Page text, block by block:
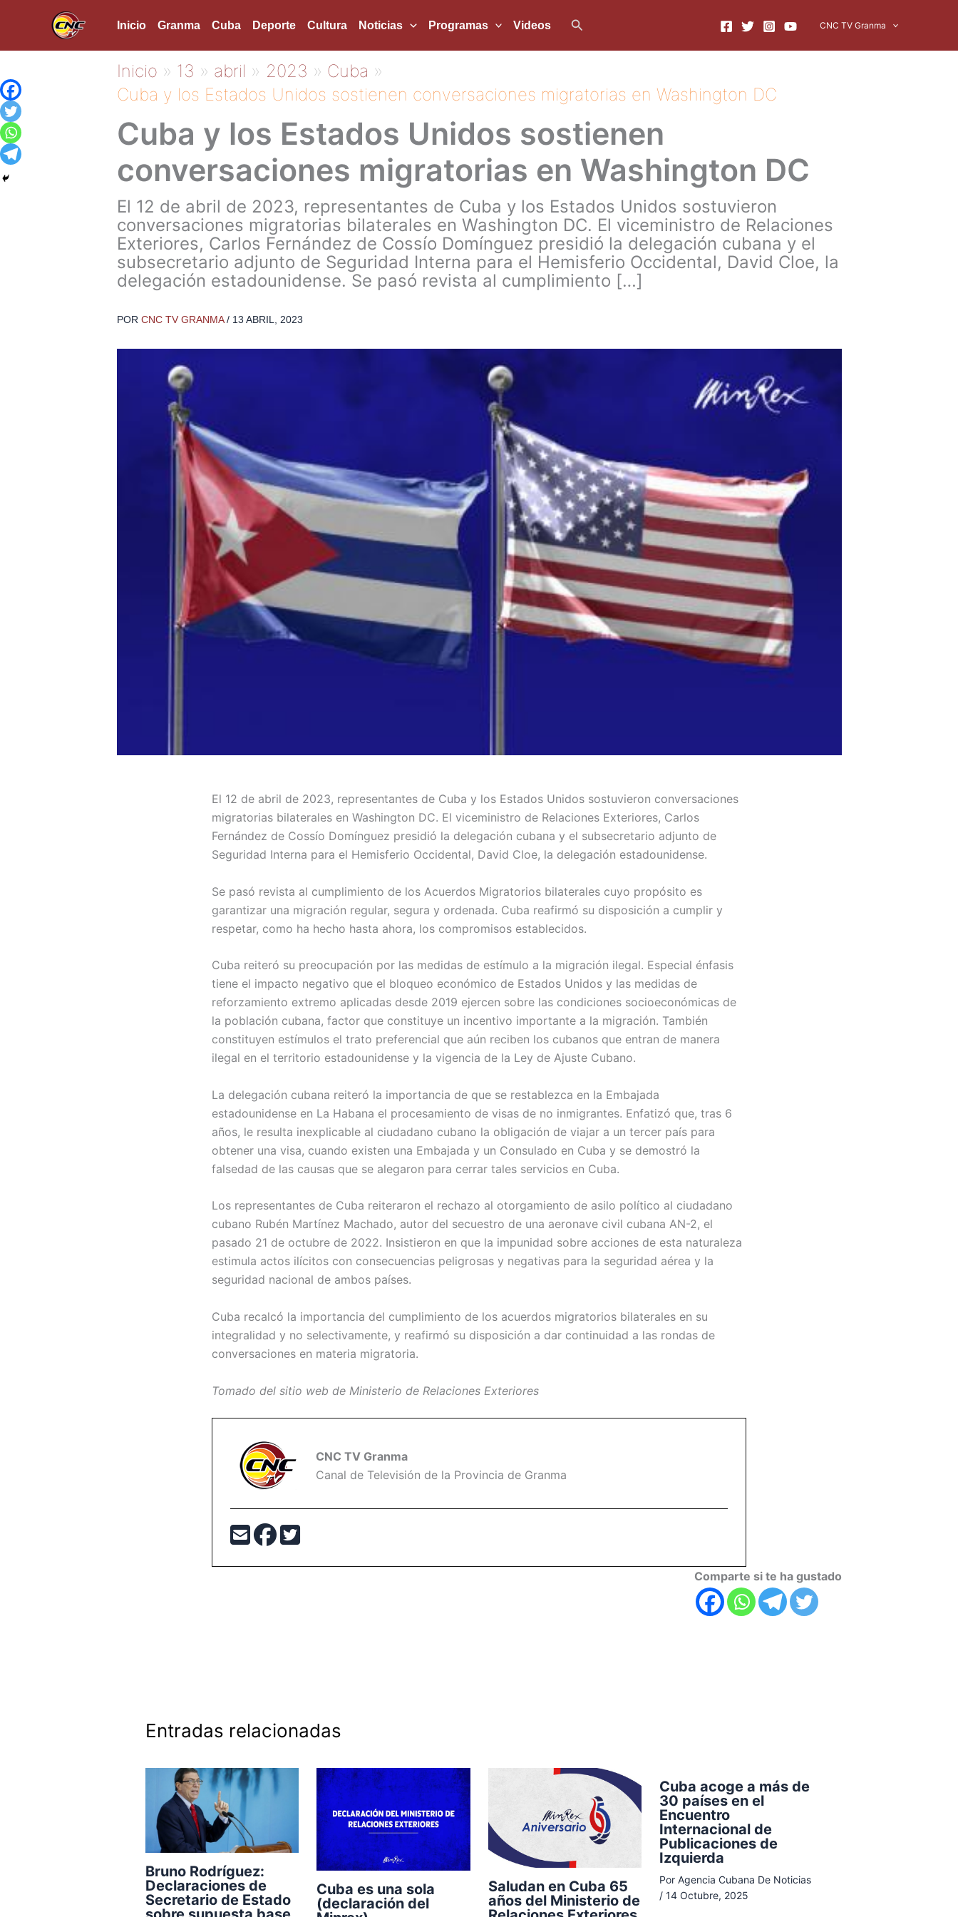
Inicio Granma Cuba Deporte Cultura Noticias Programas Videos Buscar CNC TV Granma
Inicio 13 abril 2023
Cuba
Cuba y los Estados Unidos sostienen conversaciones migratorias en Washington DC
Cuba y los Estados Unidos sostienen
conversaciones migratorias en Washington DC
El 12 de abril de 2023, representantes de Cuba y los Estados Unidos sostuvieron
conversaciones migratorias bilaterales en Washington DC. El viceministro de Relaciones
Exteriores, Carlos Fernández de Cossío Domínguez presidió la delegación cubana y el
subsecretario adjunto de Seguridad Interna para el Hemisferio Occidental, David Cloe, la
delegación estadounidense. Se pasó revista al cumplimiento […]
POR CNC TV GRANMA/ 13 ABRIL, 2023
El 12 de abril de 2023, representantes de Cuba y los Estados Unidos sostuvieron conversaciones
migratorias bilaterales en Washington DC. El viceministro de Relaciones Exteriores, Carlos
Fernández de Cossío Domínguez presidió la delegación cubana y el subsecretario adjunto de
Seguridad Interna para el Hemisferio Occidental, David Cloe, la delegación estadounidense.
Se pasó revista al cumplimiento de los Acuerdos Migratorios bilaterales cuyo propósito es
garantizar una migración regular, segura y ordenada. Cuba reafirmó su disposición a cumplir y
respetar, como ha hecho hasta ahora, los compromisos establecidos.
Cuba reiteró su preocupación por las medidas de estímulo a la migración ilegal. Especial énfasis
tiene el impacto negativo que el bloqueo económico de Estados Unidos y las medidas de
reforzamiento extremo aplicadas desde 2019 ejercen sobre las condiciones socioeconómicas de
la población cubana, factor que constituye un incentivo importante a la migración. También
constituyen estímulos el trato preferencial que aún reciben los cubanos que entran de manera
ilegal en el territorio estadounidense y la vigencia de la Ley de Ajuste Cubano.
La delegación cubana reiteró la importancia de que se restablezca en la Embajada
estadounidense en La Habana el procesamiento de visas de no inmigrantes. Enfatizó que, tras 6
años, le resulta inexplicable al ciudadano cubano la obligación de viajar a un tercer país para
obtener una visa, cuando existen una Embajada y un Consulado en Cuba y se demostró la
falsedad de las causas que se alegaron para cerrar tales servicios en Cuba.
Los representantes de Cuba reiteraron el rechazo al otorgamiento de asilo político al ciudadano
cubano Rubén Martínez Machado, autor del secuestro de una aeronave civil cubana AN-2, el
pasado 21 de octubre de 2022. Insistieron en que la impunidad sobre acciones de esta naturaleza
estimula actos ilícitos con consecuencias peligrosas y negativas para la seguridad aérea y la
seguridad nacional de ambos países.
Cuba recalcó la importancia del cumplimiento de los acuerdos migratorios bilaterales en su
integralidad y no selectivamente, y reafirmó su disposición a dar continuidad a las rondas de
conversaciones en materia migratoria.
Tomado del sitio web de Ministerio de Relaciones Exteriores
CNC TV Granma
Canal de Televisión de la Provincia de Granma
Comparte si te ha gustado
Entradas relacionadas
Bruno Rodríguez:
Declaraciones de
Secretario de Estado
Cuba es una sola
(declaración del
Saludan en Cuba 65
años del Ministerio de
Cuba acoge a más de
30 países en el
Encuentro
Internacional de
Publicaciones de
Izquierda
Por Agencia Cubana De Noticias
/ 14 Octubre, 2025